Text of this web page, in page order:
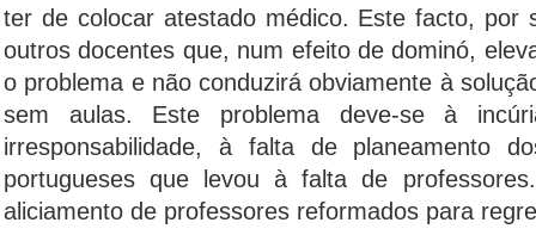
ter de colocar atestado médico. Este facto, por
outros docentes que, num efeito de dominó,
o problema e não conduzirá obviamente à
sem aulas. Este problema deve-se à
irresponsabilidade, à falta de planeamento
portugueses que levou à falta de
aliciamento de professores reformados para